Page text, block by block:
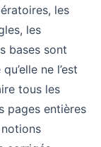
les
les
bases sont
ne l’est
tous les
pages entières